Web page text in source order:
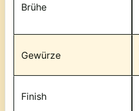
Brühe
Gewürze
Finish